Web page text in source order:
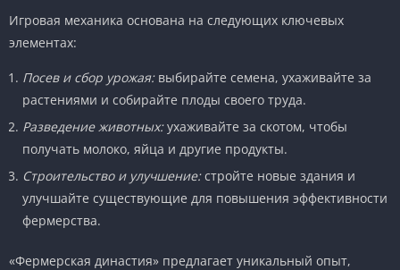
Игровая механика основана на следующих ключевых
элементах:
Посев и сбор урожая:выбирайте семена, ухаживайте за
растениями и собирайте плоды своего труда.
Разведение животных:ухаживайте за скотом, чтобы
получать молоко, яйца и другие продукты.
Строительство и улучшение:стройте новые здания и
улучшайте существующие для повышения эффективности
фермерства.
«Фермерская династия» предлагает уникальный опыт,